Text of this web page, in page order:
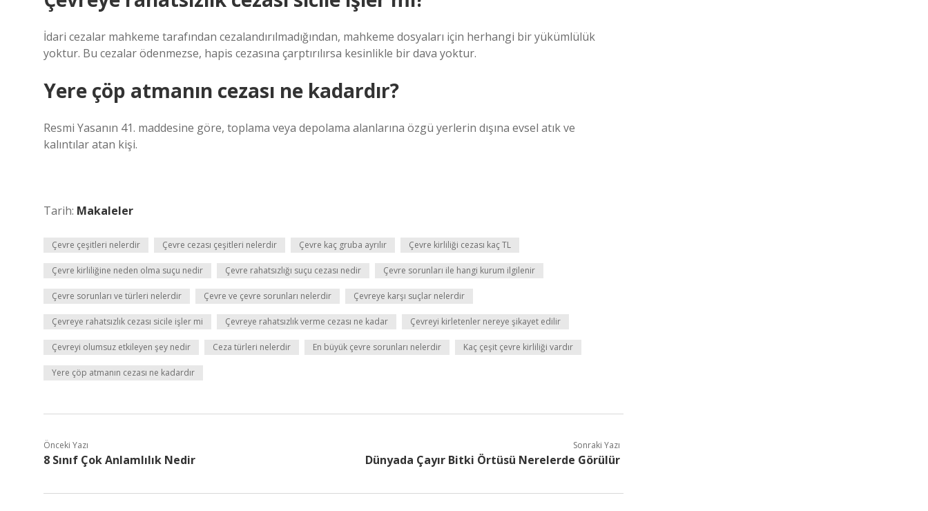
İdari cezalar mahkeme tarafından cezalandırılmadığından, mahkeme dosyaları için herhangi bir yükümlülük
yoktur. Bu cezalar ödenmezse, hapis cezasına çarptırılırsa kesinlikle bir dava yoktur.
Yere çöp atmanın cezası ne kadardır?
Resmi Yasanın 41. maddesine göre, toplama veya depolama alanlarına özgü yerlerin dışına evsel atık ve
kalıntılar atan kişi.
Tarih: Makaleler
Çevre çeşitleri nelerdir Çevre cezası çeşitleri nelerdir Çevre kaç gruba ayrılır Çevre kirliliği cezası kaç TL
Çevre kirliliğine neden olma suçu nedir Çevre rahatsızlığı suçu cezası nedir Çevre sorunları ile hangi kurum ilgilenir
Çevre sorunları ve türleri nelerdir Çevre ve çevre sorunları nelerdir Çevreye karşı suçlar nelerdir
Çevreye rahatsızlık cezası sicile işler mi Çevreye rahatsızlık verme cezası ne kadar Çevreyi kirletenler nereye şikayet edilir
Çevreyi olumsuz etkileyen şey nedir Ceza türleri nelerdir En büyük çevre sorunları nelerdir Kaç çeşit çevre kirliliği vardır
Yere çöp atmanın cezası ne kadardır
Önceki Yazı
8 Sınıf Çok Anlamlılık Nedir
Sonraki Yazı
Dünyada Çayır Bitki Örtüsü Nerelerde Görülür